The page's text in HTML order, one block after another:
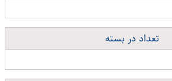
تعداد در بسته